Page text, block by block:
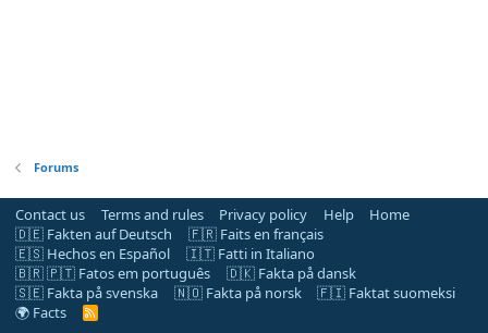
Forums
Contact us Terms and rules Privacy policy Help
Home
🇩🇪 Fakten auf Deutsch
🇫🇷 Faits en français
🇪🇸 Hechos en Español
🇮🇹 Fatti in Italiano
🇧🇷 🇵🇹 Fatos em português
🇩🇰 Fakta på dansk
🇸🇪 Fakta på svenska
🇳🇴 Fakta på norsk
🇫🇮 Faktat suomeksi
🌍 Facts
R